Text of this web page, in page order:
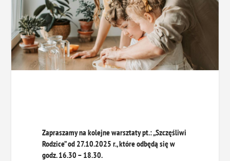
Zapraszamy na kolejne warsztaty pt.: „Szczęśliwi
Rodzice” od 27.10.2025 r., które odbędą się w
godz. 16.30 – 18.30.